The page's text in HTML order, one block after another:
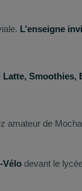
L’enseigne
Latte, Smoothies,
amateur de
devant le